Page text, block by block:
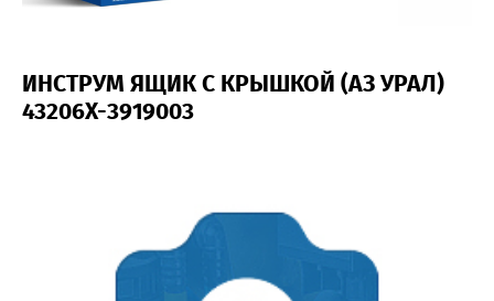
ИНСТРУМ ЯЩИК С КРЫШКОЙ (АЗ УРАЛ)
43206Х-3919003